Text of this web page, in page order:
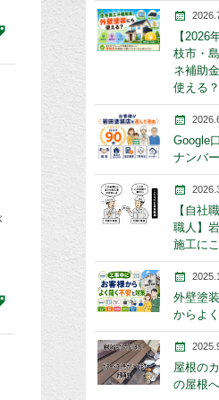
【2026
枝市・
ネ補助
使える？
Google
ナンバ
【自
職人】
施工に
外壁塗
からよ
屋根の
の屋根へ